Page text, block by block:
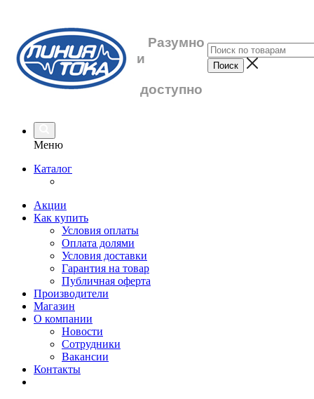
Разумно
и
доступно
Меню
Каталог
Акции
Как купить
Условия оплаты
Оплата долями
Условия доставки
Гарантия на товар
Публичная оферта
Производители
Магазин
О компании
Новости
Сотрудники
Вакансии
Контакты